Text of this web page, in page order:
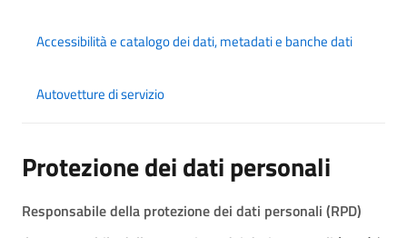
Accessibilità e catalogo dei dati, metadati e banche dati
Autovetture di servizio
Protezione dei dati personali
Responsabile della protezione dei dati personali (RPD)